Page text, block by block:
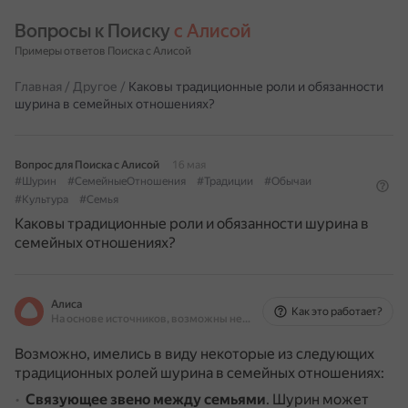
Вопросы к Поиску с Алисой
Примеры ответов Поиска с Алисой
Главная / Другое / Каковы традиционные роли и обязанности
шурина в семейных отношениях?
Вопрос для Поиска с Алисой
16 мая
#Шурин
#СемейныеОтношения #Традиции
#Обычаи
#Культура
#Семья
Каковы традиционные роли и обязанности шурина в
семейных отношениях?
Алиса
На основе источников, возможны неточности
Как это работает?
Возможно, имелись в виду некоторые из следующих
традиционных ролей шурина в семейных отношениях:
Связующее звено между семьями. Шурин может